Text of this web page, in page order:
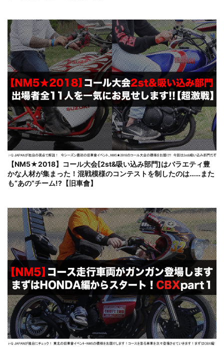
【NM5★2018】コール大会[2st&吸い込み部門]はバラエティ豊
かな人材が集まった！混戦模様のコンテストを制したのは……また
も“あの”チーム!?【旧車會】